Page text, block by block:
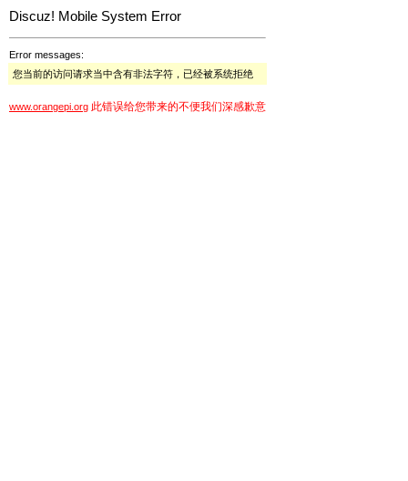
Discuz! Mobile System Error
Error messages:
您当前的访问请求当中含有非法字符，已经被系统拒绝
www.orangepi.org 此错误给您带来的不便我们深感歉意